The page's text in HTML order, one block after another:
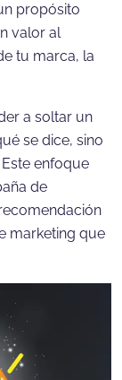
propósito
valor al
tu marca, la
a soltar un
se dice, sino
enfoque
de
marketing que